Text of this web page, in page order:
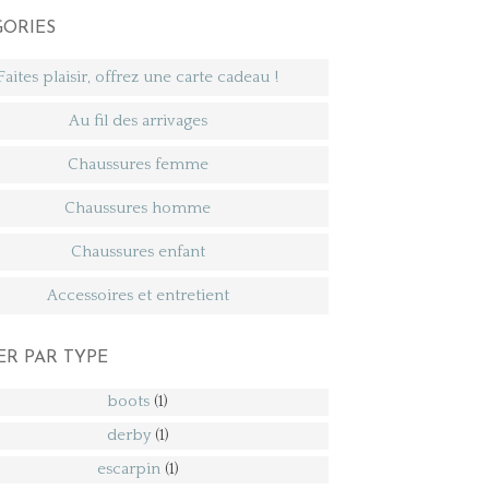
plaisir, offrez une carte cadeau !
Au fil des arrivages
Chaussures femme
Chaussures homme
Chaussures enfant
Accessoires et entretient
PAR TYPE
boots (1)
derby (1)
escarpin (1)